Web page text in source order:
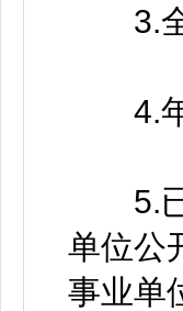
3.全
4.年
5.已
单位公
事业单